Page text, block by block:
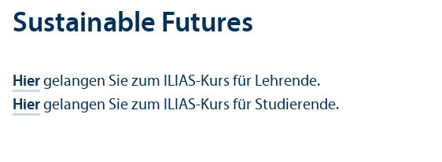
Sustainable Futures
Hier gelangen Sie zum ILIAS-Kurs für Lehr­ende.
Hier gelangen Sie zum ILIAS-Kurs für Studierende.